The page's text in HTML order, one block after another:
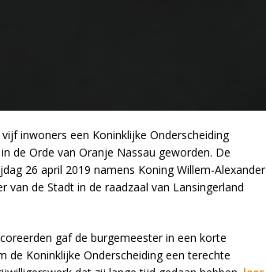
inwoners een Koninklijke Onderscheiding
de Orde van Oranje Nassau geworden. De
26 april 2019 namens Koning Willem-Alexander
van de Stadt in de raadzaal van Lansingerland
gaf de burgemeester in een korte
de Koninklijke Onderscheiding een terechte